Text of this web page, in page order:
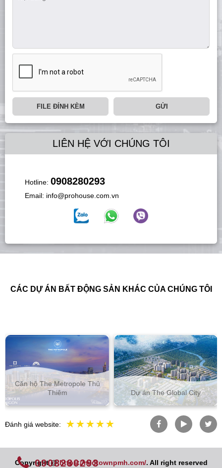
FILE ĐÍNH KÈM GỬI
LIÊN HỆ VỚI CHÚNG TÔI
Hotline: 0908280293
Email: info@prohouse.com.vn
CÁC DỰ ÁN BẤT ĐỘNG SẢN KHÁC CỦA CHÚNG TÔI
Căn hộ The Metropole Thủ
Thiêm
Dự án The Global City
Đánh giá website:
Copyright @https://midtownpmh.com/. All right reserved
0908280293